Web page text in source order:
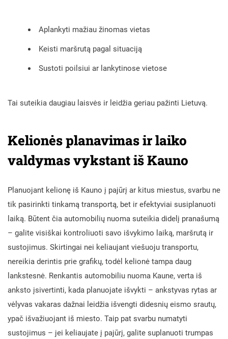
Aplankyti mažiau žinomas vietas
Keisti maršrutą pagal situaciją
Sustoti poilsiui ar lankytinose vietose
Tai suteikia daugiau laisvės ir leidžia geriau pažinti Lietuvą.
Kelionės planavimas ir laiko
valdymas vykstant iš Kauno
Planuojant kelionę iš Kauno į pajūrį ar kitus miestus, svarbu ne
tik pasirinkti tinkamą transportą, bet ir efektyviai susiplanuoti
laiką. Būtent čia automobilių nuoma suteikia didelį pranašumą
– galite visiškai kontroliuoti savo išvykimo laiką, maršrutą ir
sustojimus. Skirtingai nei keliaujant viešuoju transportu,
nereikia derintis prie grafikų, todėl kelionė tampa daug
lankstesnė. Renkantis automobiliu nuoma Kaune, verta iš
anksto įsivertinti, kada planuojate išvykti – ankstyvas rytas ar
vėlyvas vakaras dažnai leidžia išvengti didesnių eismo srautų,
ypač išvažiuojant iš miesto. Taip pat svarbu numatyti
sustojimus – jei keliaujate į pajūrį, galite suplanuoti trumpas